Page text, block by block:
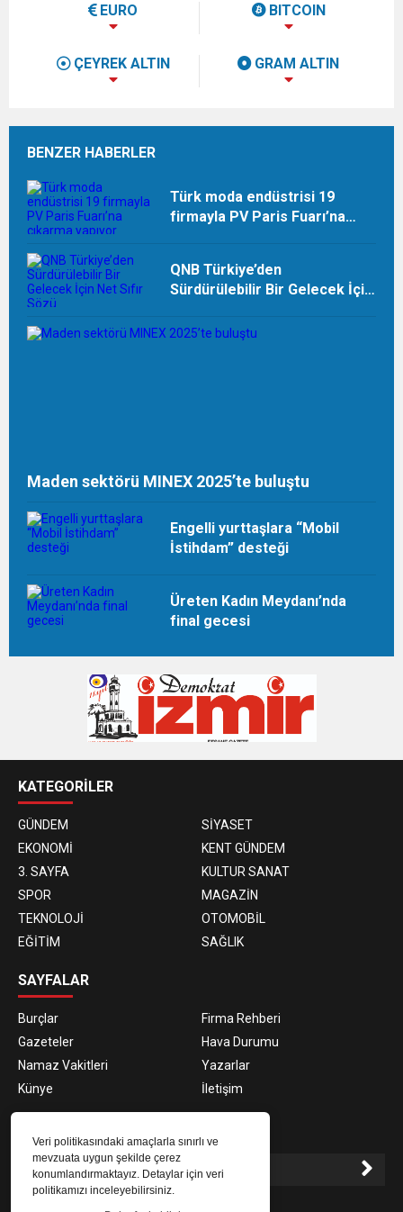
Veri politikasındaki amaçlarla sınırlı ve
mevzuata uygun şekilde çerez
konumlandırmaktayız. Detaylar için veri
politikamızı inceleyebilirsiniz.
EURO BITCOIN
ÇEYREK ALTIN GRAM ALTIN
BENZER HABERLER
Türk moda endüstrisi 19
firmayla PV Paris Fuarı’na
QNB Türkiye’den
Sürdürülebilir Bir Gelecek İçin
Maden sektörü MINEX 2025’te buluştu
Engelli yurttaşlara “Mobil
İstihdam” desteği
Üreten Kadın Meydanı’nda
final gecesi
KATEGORİLER
GÜNDEM
SİYASET
EKONOMİ
KENT GÜNDEM
3. SAYFA
KULTUR SANAT
SPOR
MAGAZİN
TEKNOLOJİ
OTOMOBİL
EĞİTİM
SAĞLIK
SAYFALAR
Burçlar
Firma Rehberi
Gazeteler
Hava Durumu
Namaz Vakitleri
Yazarlar
Künye
İletişim